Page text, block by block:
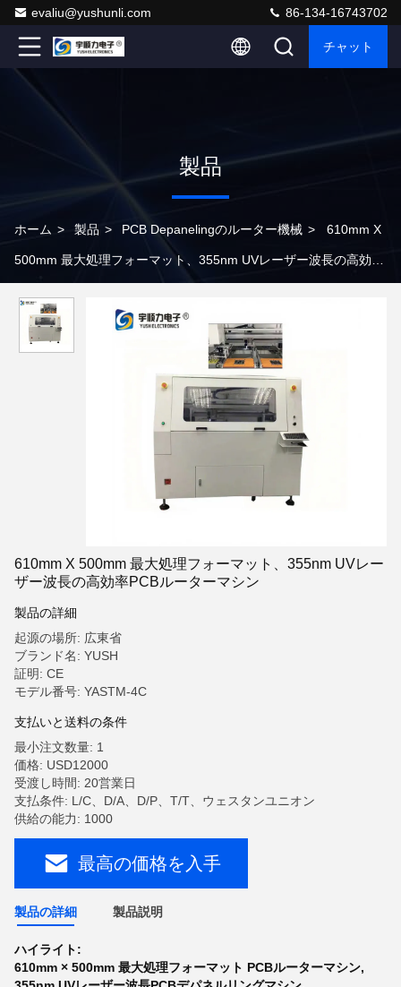
evaliu@yushunli.com 86-134-16743702
チャット
製品
ホーム > 製品 > PCB Depanelingのルーター機械 > 610mm X
500mm 最大処理フォーマット、355nm UVレーザー波長の高効率
610mm X 500mm 最大処理フォーマット、355nm UVレー
ザー波長の高効率PCBルーターマシン
製品の詳細
起源の場所: 広東省
ブランド名: YUSH
証明: CE
モデル番号: YASTM-4C
支払いと送料の条件
最小注文数量: 1
価格: USD12000
受渡し時間: 20営業日
支払条件: L/C、D/A、D/P、T/T、ウェスタンユニオン
供給の能力: 1000
最高の価格を入手
製品の詳細 製品説明
ハイライト:
610mm × 500mm 最大処理フォーマット PCBルーターマシン,